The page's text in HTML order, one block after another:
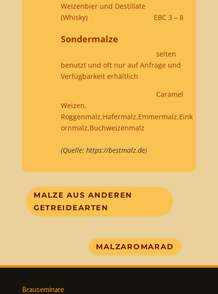
Weizenbier und Destillate
(Whisky) EBC 3 – 8
Sondermalze
selten
benutzt und oft nur auf Anfrage und
Verfügbarkeit erhältlich
Caramel
Weizen,
Roggenmalz,Hafermalz,Emmermalz,Eink
ornmalz,Buchweizenmalz
(Quelle: https://bestmalz.de)
MALZE AUS ANDEREN
GETREIDEARTEN
MALZAROMARAD
Brauseminare